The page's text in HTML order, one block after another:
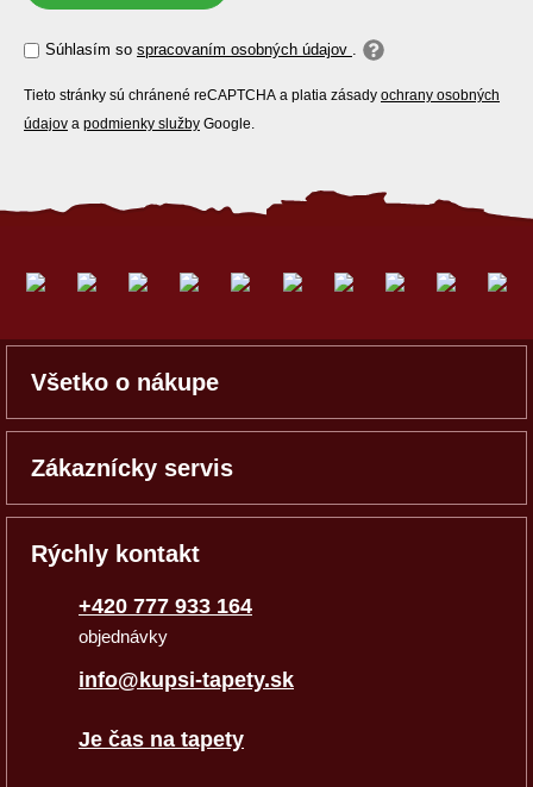
Súhlasím so spracovaním osobných údajov .
Tieto stránky sú chránené reCAPTCHA a platia zásady ochrany osobných
údajov a podmienky služby Google.
Všetko o nákupe
Zákaznícky servis
Rýchly kontakt
+420 777 933 164
objednávky
info@kupsi-tapety.sk
Je čas na tapety